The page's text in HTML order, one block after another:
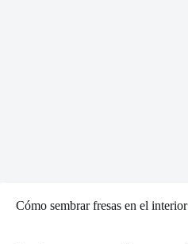
Cómo sembrar fresas en el interior